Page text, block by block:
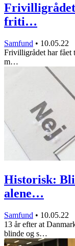
Frivilligrådet
friti…
Samfund • 10.05.22
Frivilligrådet har fået
m…
Historisk:
alene…
Samfund • 10.05.22
13 år efter at
blinde og s…